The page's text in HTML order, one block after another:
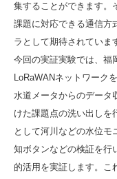
集することができます。
課題に対応できる通信方
ラとして期待されていま
今回の実証実験では、福
LoRaWANネットワーク
水道メータからのデータ
けた課題点の洗い出しを
として河川などの水位モ
知ボタンなどの検証を行
的活用を実証します。こ